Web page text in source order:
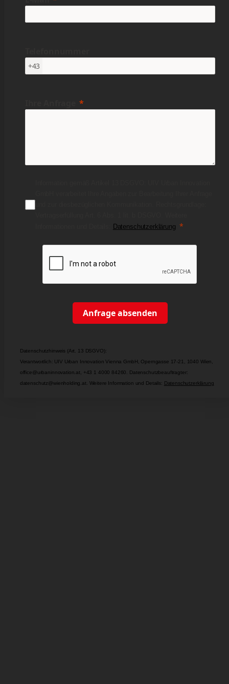
+43
Datenschutzerklärung
Anfrage absenden
Datenschutzhinweis (Art. 13 DSGVO):
Verantwortlich: UIV Urban Innovation Vienna GmbH, Operngasse 17-21, 1040 Wien,
office@urbaninnovation.at, +43 1 4000 84260. Datenschutzbeauftragter:
datenschutz@wienholding.at. Weitere Information und Details: Datenschutzerklärung